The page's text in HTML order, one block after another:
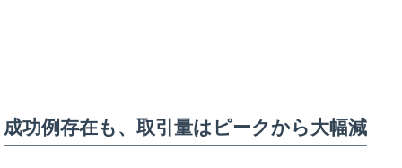
成功例存在も、取引量はピークから大幅減